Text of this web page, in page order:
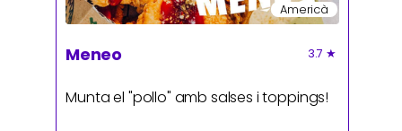
Americà
Meneo 3.7 ★
Munta el "pollo" amb salses i toppings!